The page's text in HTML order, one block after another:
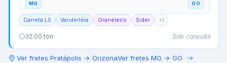
MG GO
Carreta LS Vanderléia Graneleiro Sider +1
32.00 ton Sob consulta
Ver fretes Pratápolis → OrizonaVer fretes MG → GO